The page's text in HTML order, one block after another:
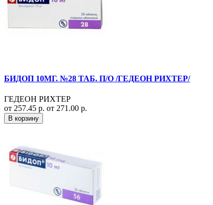
БИДОП 10МГ. №28 ТАБ. П/О /ГЕДЕОН РИХТЕР/
ГЕДЕОН РИХТЕР
от 257.45 р. от 271.00 р.
В корзину